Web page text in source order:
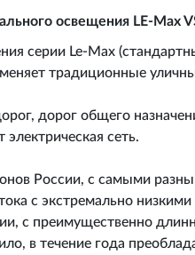
освещения LE-Max
серии Le-Max
традиционные
дорог общего
сеть.
России, с самыми
с экстремально
с преимущественно
в течение года